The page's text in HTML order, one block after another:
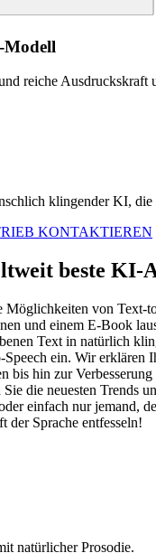
Modell
reiche Ausdruckskraft
klingender KI,
KONTAKTIEREN
beste KI-
von Text-
und einem E-Book
Text in natürlich
ein. Wir
bis hin zur
die neuesten Trends
einfach nur jemand,
der Sprache entfesseln!
natürlicher Prosodie.